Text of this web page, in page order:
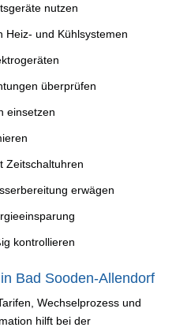
nutzen
Heiz- und Kühlsystemen
überprüfen
einsetzen
Zeitschaltuhren
erwägen
kontrollieren
Bad Sooden-Allendorf
Wechselprozess und
hilft bei der